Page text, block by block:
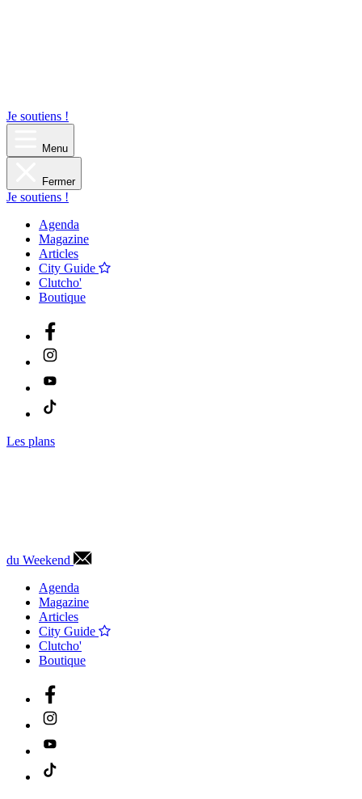
Je soutiens !
Menu
Fermer
Je soutiens !
Agenda
Magazine
Articles
City Guide
Clutcho'
Boutique
Les plans
du Weekend
Agenda
Magazine
Articles
City Guide
Clutcho'
Boutique